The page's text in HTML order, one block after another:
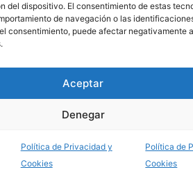
del dispositivo. El consentimiento de estas
de navegación o las
consentimiento, puede afectar negativamente
Aceptar
Denegar
Política de Privacidad y
Cookies
Política de
Cookies